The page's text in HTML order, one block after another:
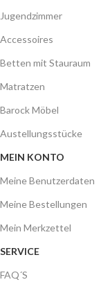
Jugendzimmer
Accessoires
Betten mit Stauraum
Matratzen
Barock Möbel
Austellungsstücke
MEIN KONTO
Meine Benutzerdaten
Meine Bestellungen
Mein Merkzettel
SERVICE
FAQ´S